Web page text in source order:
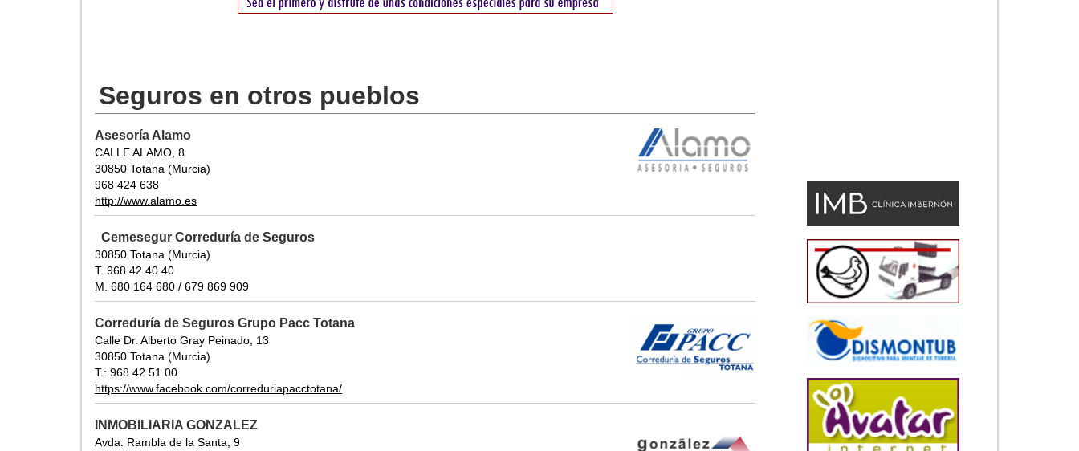
Seguros en otros pueblos
Asesoría Alamo
CALLE ALAMO, 8
30850 Totana (Murcia)
968 424 638
http://www.alamo.es
Cemesegur Correduría de Seguros
30850 Totana (Murcia)
T. 968 42 40 40
M. 680 164 680 / 679 869 909
Correduría de Seguros Grupo Pacc Totana
Calle Dr. Alberto Gray Peinado, 13
30850 Totana (Murcia)
T.: 968 42 51 00
https://www.facebook.com/correduriapacctotana/
INMOBILIARIA GONZALEZ
Avda. Rambla de la Santa, 9